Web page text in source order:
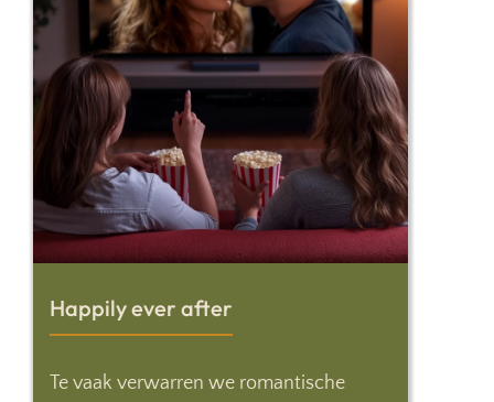
Happily ever after
Te vaak verwarren we romantische